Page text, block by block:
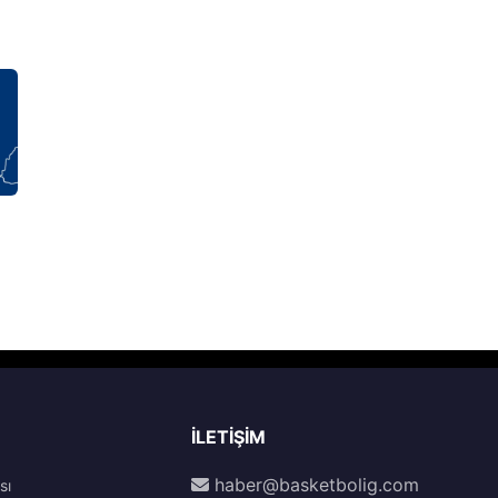
İLETIŞIM
haber@basketbolig.com